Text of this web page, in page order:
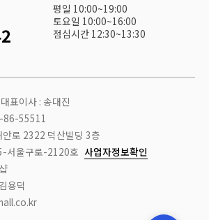
평일 10:00~19:00
토요일 10:00~16:00
점심시간 12:30~13:30
표이사 : 송대진
86-55511
안로 2322 덕산빌딩 3층
서울구로-2120호 사업자정보확인
용덕